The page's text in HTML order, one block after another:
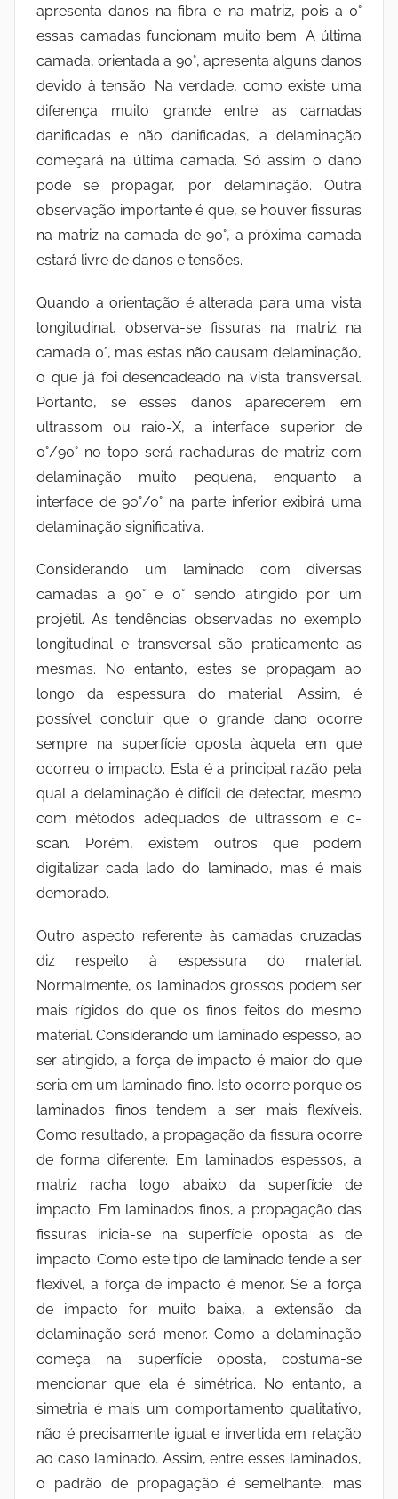
apresenta danos na fibra e na matriz, pois a 0°
essas camadas funcionam muito bem. A última
camada, orientada a 90°, apresenta alguns danos
devido à tensão. Na verdade, como existe uma
diferença muito grande entre as camadas
danificadas e não danificadas, a delaminação
começará na última camada. Só assim o dano
pode se propagar, por delaminação. Outra
observação importante é que, se houver fissuras
na matriz na camada de 90°, a próxima camada
estará livre de danos e tensões.
Quando a orientação é alterada para uma vista
longitudinal, observa-se fissuras na matriz na
camada 0°, mas estas não causam delaminação,
o que já foi desencadeado na vista transversal.
Portanto, se esses danos aparecerem em
ultrassom ou raio-X, a interface superior de
0°/90° no topo será rachaduras de matriz com
delaminação muito pequena, enquanto a
interface de 90°/0° na parte inferior exibirá uma
delaminação significativa.
Considerando um laminado com diversas
camadas a 90° e 0° sendo atingido por um
projétil. As tendências observadas no exemplo
longitudinal e transversal são praticamente as
mesmas. No entanto, estes se propagam ao
longo da espessura do material. Assim, é
possível concluir que o grande dano ocorre
sempre na superfície oposta àquela em que
ocorreu o impacto. Esta é a principal razão pela
qual a delaminação é difícil de detectar, mesmo
com métodos adequados de ultrassom e c-
scan. Porém, existem outros que podem
digitalizar cada lado do laminado, mas é mais
demorado.
Outro aspecto referente às camadas cruzadas
diz respeito à espessura do material.
Normalmente, os laminados grossos podem ser
mais rígidos do que os finos feitos do mesmo
material. Considerando um laminado espesso, ao
ser atingido, a força de impacto é maior do que
seria em um laminado fino. Isto ocorre porque os
laminados finos tendem a ser mais flexíveis.
Como resultado, a propagação da fissura ocorre
de forma diferente. Em laminados espessos, a
matriz racha logo abaixo da superfície de
impacto. Em laminados finos, a propagação das
fissuras inicia-se na superfície oposta às de
impacto. Como este tipo de laminado tende a ser
flexível, a força de impacto é menor. Se a força
de impacto for muito baixa, a extensão da
delaminação será menor. Como a delaminação
começa na superfície oposta, costuma-se
mencionar que ela é simétrica. No entanto, a
simetria é mais um comportamento qualitativo,
não é precisamente igual e invertida em relação
ao caso laminado. Assim, entre esses laminados,
o padrão de propagação é semelhante, mas